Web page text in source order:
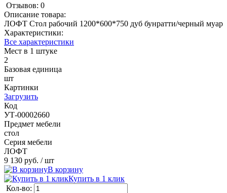
Отзывов: 0
Описание товара:
ЛОФТ Стол рабочий 1200*600*750 дуб бунратти/черный муар
Характеристики:
Все характеристики
Мест в 1 штуке
2
Базовая единица
шт
Картинки
Загрузить
Код
УТ-00002660
Предмет мебели
стол
Серия мебели
ЛОФТ
9 130 руб. / шт
В корзину
Купить в 1 клик
Кол-во: